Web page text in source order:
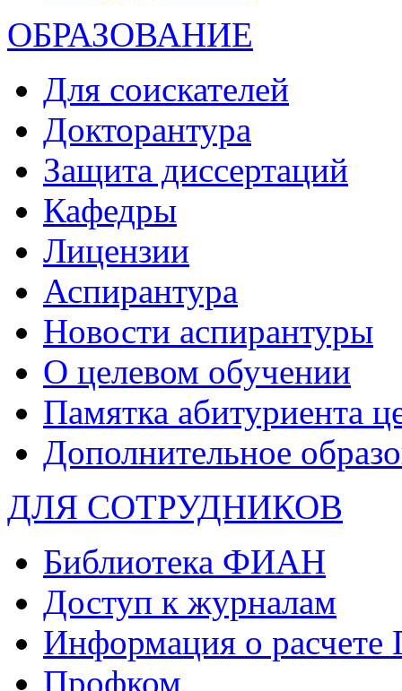
ОБРАЗОВАНИЕ
Для соискателей
Докторантура
Защита диссертаций
Кафедры
Лицензии
Аспирантура
Новости аспирантуры
О целевом обучении
Памятка абитуриента
Дополнительное
ДЛЯ СОТРУДНИКОВ
Библиотека ФИАН
Доступ к журналам
Информация о
Профком